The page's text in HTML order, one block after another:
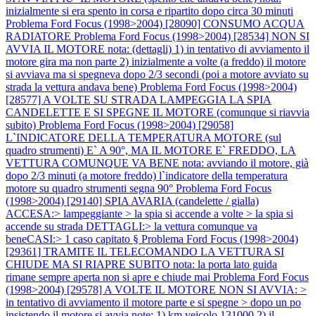
inizialmente si era spento in corsa e ripartito dopo circa 30 minuti
Problema Ford Focus (1998>2004) [28090] CONSUMO ACQUA
RADIATORE Problema Ford Focus (1998>2004) [28534] NON SI
AVVIA IL MOTORE nota: (dettagli) 1) in tentativo di avviamento il
motore gira ma non parte 2) inizialmente a volte (a freddo) il motore
si avviava ma si spegneva dopo 2/3 secondi (poi a motore avviato su
strada la vettura andava bene) Problema Ford Focus (1998>2004)
[28577] A VOLTE SU STRADA LAMPEGGIA LA SPIA
CANDELETTE E SI SPEGNE IL MOTORE (comunque si riavvia
subito) Problema Ford Focus (1998>2004) [29058]
L`INDICATORE DELLA TEMPERATURA MOTORE (sul
quadro strumenti) E` A 90°, MA IL MOTORE E` FREDDO, LA
VETTURA COMUNQUE VA BENE nota: avviando il motore, già
dopo 2/3 minuti (a motore freddo) l`indicatore della temperatura
motore su quadro strumenti segna 90° Problema Ford Focus
(1998>2004) [29140] SPIA AVARIA (candelette / gialla)
ACCESA:> lampeggiante > la spia si accende a volte > la spia si
accende su strada DETTAGLI:> la vettura comunque va
beneCASI:> 1 caso capitato § Problema Ford Focus (1998>2004)
[29361] TRAMITE IL TELECOMANDO LA VETTURA SI
CHIUDE MA SI RIAPRE SUBITO nota: la porta lato guida
rimane sempre aperta non si apre e chiude mai Problema Ford Focus
(1998>2004) [29578] A VOLTE IL MOTORE NON SI AVVIA: >
in tentativo di avviamento il motore parte e si spegne > dopo un po